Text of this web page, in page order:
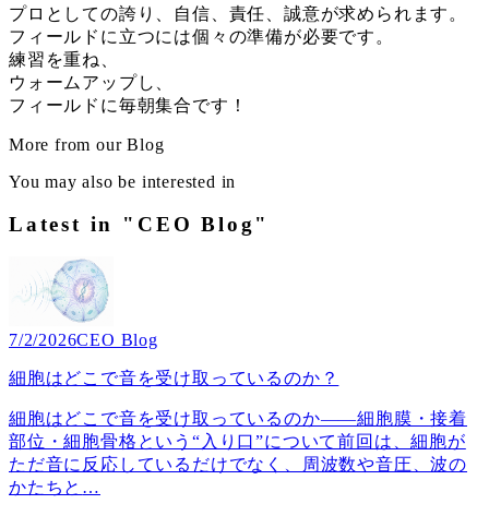
プロとしての誇り、自信、責任、誠意が求められます。
フィールドに立つには個々の準備が必要です。
練習を重ね、
ウォームアップし、
フィールドに毎朝集合です！
More from our Blog
You may also be interested in
Latest in "CEO Blog"
7/2/2026CEO Blog
細胞はどこで音を受け取っているのか？
細胞はどこで音を受け取っているのか――細胞膜・接着
部位・細胞骨格という“入り口”について前回は、細胞が
ただ音に反応しているだけでなく、周波数や音圧、波の
かたちと …